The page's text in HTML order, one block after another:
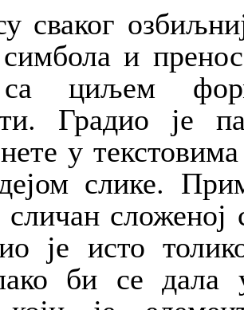
сваког
и
циљем
Градио је
у
слике.
сложеној
је исто
би се дала